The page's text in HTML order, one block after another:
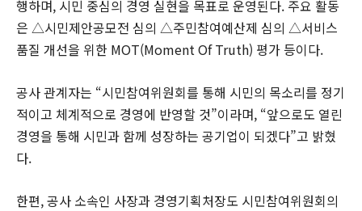
행하며, 시민 중심의 경영 실현을 목표로 운영된다. 주요 활동
은 △시민제안공모전 심의 △주민참여예산제 심의 △서비스
품질 개선을 위한 MOT(Moment Of Truth) 평가 등이다.
공사 관계자는 “시민참여위원회를 통해 시민의 목소리를 정기
적이고 체계적으로 경영에 반영할 것”이라며, “앞으로도 열린
경영을 통해 시민과 함께 성장하는 공기업이 되겠다”고 밝혔
다.
한편, 공사 소속인 사장과 경영기획처장도 시민참여위원회의